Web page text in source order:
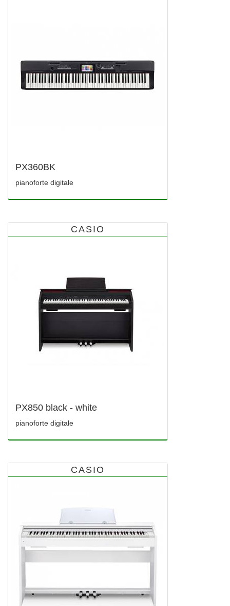
PX360BK
pianoforte digitale
CASIO
PX850 black - white
pianoforte digitale
CASIO